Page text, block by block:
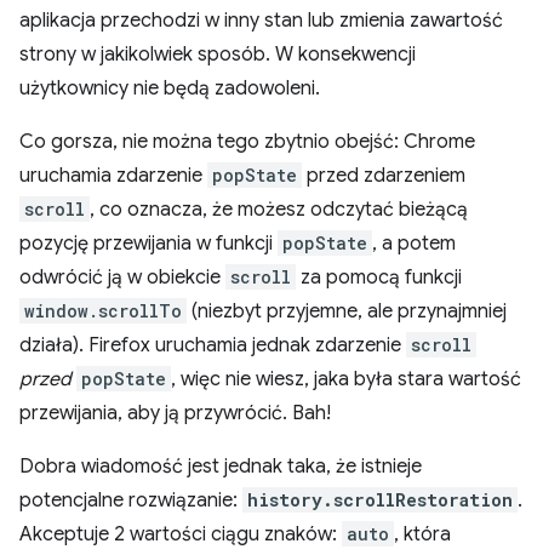
aplikacja przechodzi w inny stan lub zmienia zawartość
strony w jakikolwiek sposób. W konsekwencji
użytkownicy nie będą zadowoleni.
Co gorsza, nie można tego zbytnio obejść: Chrome
uruchamia zdarzenie popState przed zdarzeniem
scroll , co oznacza, że możesz odczytać bieżącą
pozycję przewijania w funkcji popState , a potem
odwrócić ją w obiekcie scroll za pomocą funkcji
window.scrollTo (niezbyt przyjemne, ale przynajmniej
działa). Firefox uruchamia jednak zdarzenie scroll
przed popState , więc nie wiesz, jaka była stara wartość
przewijania, aby ją przywrócić. Bah!
Dobra wiadomość jest jednak taka, że istnieje
potencjalne rozwiązanie: history.scrollRestoration .
Akceptuje 2 wartości ciągu znaków: auto , która